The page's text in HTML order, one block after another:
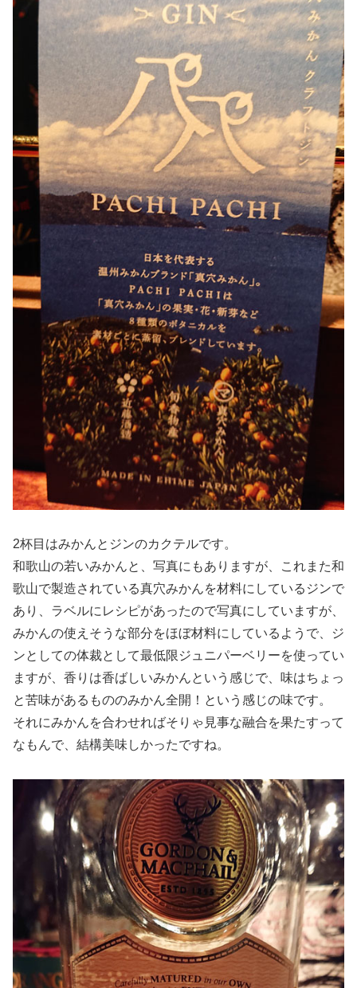
2杯目はみかんとジンのカクテルです。
和歌山の若いみかんと、写真にもありますが、これまた和
歌山で製造されている真穴みかんを材料にしているジンで
あり、ラベルにレシピがあったので写真にしていますが、
みかんの使えそうな部分をほぼ材料にしているようで、ジ
ンとしての体裁として最低限ジュニパーベリーを使ってい
ますが、香りは香ばしいみかんという感じで、味はちょっ
と苦味があるもののみかん全開！という感じの味です。
それにみかんを合わせればそりゃ見事な融合を果たすって
なもんで、結構美味しかったですね。